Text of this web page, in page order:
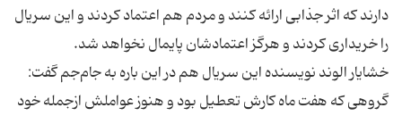
دارند كه اثر جذابی ارائه كنند و مردم هم اعتماد كردند و این سریال
خشایار الوند نویسنده این سریال هم در این باره به جام‌جم گفت:
گروهی كه هفت ماه كارش تعطیل بود و هنوز عواملش ازجمله خود